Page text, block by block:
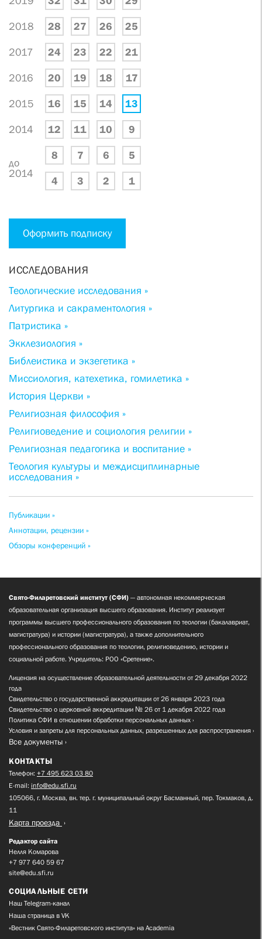
2018 28 27 26 25
2017 24 23 22 21
2016 20 19 18 17
2015 16 15 14 13
2014 12 11 10 9
до
2014
8 7 6 5
4 3 2 1
Оформить подписку
ИССЛЕДОВАНИЯ
Теологические исследования »
Литургика и сакраментология »
Патристика »
Экклезиология »
Библеистика и экзегетика »
Миссиология, катехетика, гомилетика »
История Церкви »
Религиозная философия »
Религиоведение и социология религии »
Религиозная педагогика и воспитание »
Теология культуры и междисциплинарные
исследования »
Публикации »
Аннотации, рецензии »
Обзоры конференций »
Свято-Филаретовский институт (СФИ) — автономная некоммерческая
образовательная организация высшего образования. Институт реализует
программы высшего профессионального образования по теологии (бакалавриат,
магистратура) и истории (магистратура), а также дополнительного
профессионального образования по теологии, религиоведению, истории и
социальной работе. Учредитель: РОО «Сретение».
Лицензия на осуществление образовательной деятельности от 29 декабря 2022
года
Свидетельство о государственной аккредитации от 26 января 2023 года
Свидетельство о церковной аккредитации № 26 от 1 декабря 2022 года
Политика СФИ в отношении обработки персональных данных
Условия и запреты для персональных данных, разрешенных для распространения
Все документы
КОНТАКТЫ
Телефон: +7 495 623 03 80
E-mail: info@edu.sfi.ru
105066, г. Москва, вн. тер. г. муниципальный округ Басманный, пер. Токмаков, д.
11
Карта проезда
Редактор сайта
Нелля Комарова
+7 977 640 59 67
site@edu.sfi.ru
СОЦИАЛЬНЫЕ СЕТИ
Наш Telegram-канал
Наша страница в VK
«Вестник Свято-Филаретовского института» на Academia